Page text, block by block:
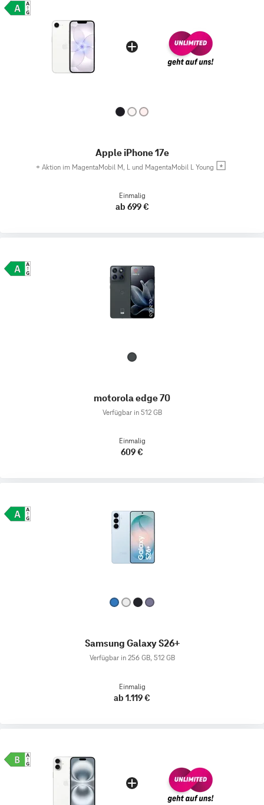
Apple iPhone 17e
+ Aktion im MagentaMobil M, L und MagentaMobil L Young
Einmalig
ab 699 €
motorola edge 70
Verfügbar in 512 GB
Einmalig
609 €
Samsung Galaxy S26+
Verfügbar in 256 GB, 512 GB
Einmalig
ab 1.119 €